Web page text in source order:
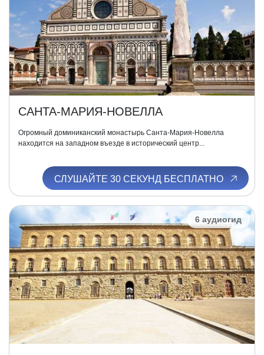
САНТА-МАРИЯ-НОВЕЛЛА
Огромный доминиканский монастырь Санта-Мария-Новелла
находится на западном въезде в исторический центр...
СЛУШАЙТЕ 30 СЕКУНД БЕСПЛАТНО
6 аудиогид